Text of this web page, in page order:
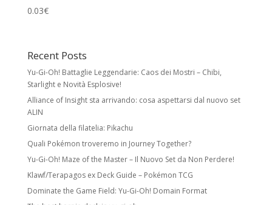
Ultra Rare:
e/o design unico. Include Pokémon ex,
Pokémon Star, LV.X, LEGEND, Prime, EX, GX.
al numero indicato nel set. Di solito foil e
con design unico. Come le Rare Holo,
possono avere versioni equivalenti a rarità
0.03€
Recent Posts
Yu-Gi-Oh! Battaglie Leggendarie: Caos dei Mostri – Chibi,
Starlight e Novità Esplosive!
Alliance of Insight sta arrivando: cosa aspettarsi dal nuovo set
ALIN
Giornata della filatelia: Pikachu
Quali Pokémon troveremo in Journey Together?
Yu-Gi-Oh! Maze of the Master – Il Nuovo Set da Non Perdere!
Klawf/Terapagos ex Deck Guide – Pokémon TCG
Dominate the Game Field: Yu-Gi-Oh! Domain Format